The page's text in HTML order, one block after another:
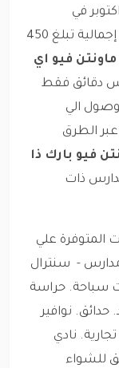
بمساحة إجمالية تبلغ 450
ماونتن فيو اي
دقائق فقط
الي
الطرق
فيو بارك ذا
ذات
المتوفرة علي
مدارس - سنترال
سباحة. حراسة
نوافير
نادي
للشواء